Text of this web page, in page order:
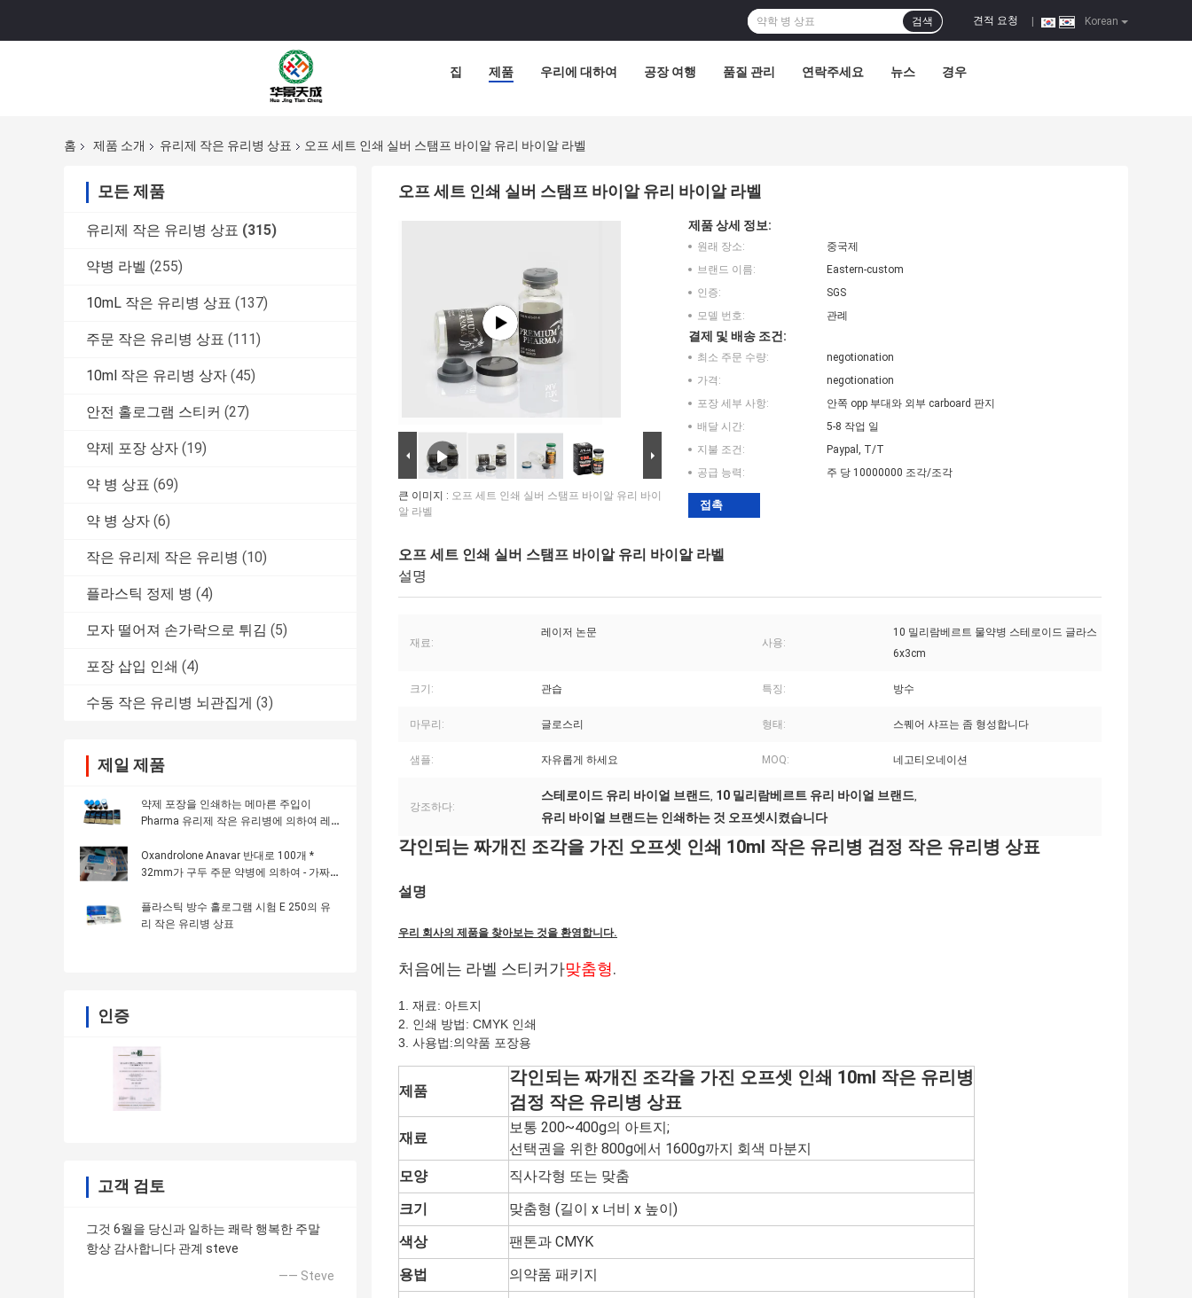
Korean
견적 요청
검색
집 제품 우리에 대하여 공장 여행 품질 관리 연락주세요 뉴스 경우
홈 제품 소개 유리제 작은 유리병 상표 오프 세트 인쇄 실버 스탬프 바이알 유리 바이알 라벨
모든 제품
유리제 작은 유리병 상표 (315)
약병 라벨 (255)
10mL 작은 유리병 상표 (137)
주문 작은 유리병 상표 (111)
10ml 작은 유리병 상자 (45)
안전 홀로그램 스티커 (27)
약제 포장 상자 (19)
약 병 상표 (69)
약 병 상자 (6)
작은 유리제 작은 유리병 (10)
플라스틱 정제 병 (4)
모자 떨어져 손가락으로 튀김 (5)
포장 삽입 인쇄 (4)
수동 작은 유리병 뇌관집게 (3)
제일 제품
약제 포장을 인쇄하는 메마른 주입이
Pharma 유리제 작은 유리병에 의하여 레
Oxandrolone Anavar 반대로 100개 *
32mm가 구두 주문 약병에 의하여 - 가짜
플라스틱 방수 홀로그램 시험 E 250의 유
리 작은 유리병 상표
인증
고객 검토
그것 6월을 당신과 일하는 쾌락 행복한 주말
항상 감사합니다 관계 steve
—— Steve
오프 세트 인쇄 실버 스탬프 바이알 유리 바이알 라벨
큰 이미지 : 오프 세트 인쇄 실버 스탬프 바이알 유리 바이
알 라벨
제품 상세 정보:
원래 장소:
중국제
브랜드 이름:
Eastern-custom
인증:
SGS
모델 번호:
관례
결제 및 배송 조건:
최소 주문 수량:
negotionation
가격:
negotionation
포장 세부 사항:
안쪽 opp 부대와 외부 carboard 판지
배달 시간:
5-8 작업 일
지불 조건:
Paypal, T/T
공급 능력:
주 당 10000000 조각/조각
접촉
오프 세트 인쇄 실버 스탬프 바이알 유리 바이알 라벨
설명
재료:
레이저 논문
사용:
10 밀리람베르트 물약병 스테로이드 글라스
6x3cm
크기: 관습 특징: 방수
마무리: 글로스리 형태: 스퀘어 샤프는 좀 형성합니다
샘플: 자유롭게 하세요 MOQ: 네고티오네이션
강조하다:
스테로이드 유리 바이얼 브랜드, 10 밀리람베르트 유리 바이얼 브랜드,
유리 바이얼 브랜드는 인쇄하는 것 오프셋시켰습니다
각인되는 짜개진 조각을 가진 오프셋 인쇄 10ml 작은 유리병 검정 작은 유리병 상표
설명
우리 회사의 제품을 찾아보는 것을 환영합니다.
처음에는 라벨 스티커가맞춤형.
1. 재료: 아트지
2. 인쇄 방법: CMYK 인쇄
3. 사용법:의약품 포장용
제품
각인되는 짜개진 조각을 가진 오프셋 인쇄 10ml 작은 유리병
검정 작은 유리병 상표
재료
보통 200~400g의 아트지;
선택권을 위한 800g에서 1600g까지 회색 마분지
모양
직사각형 또는 맞춤
크기
맞춤형 (길이 x 너비 x 높이)
색상
팬톤과 CMYK
용법
의약품 패키지